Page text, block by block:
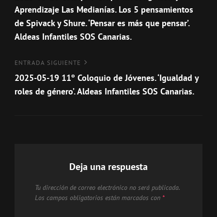
entradas
Aprendizaje Las Medianías. Los 5 pensamientos
de Spivack y Shure. ‘Pensar es más que pensar’.
Aldeas Infantiles SOS Canarias.
Entrada
siguiente
ENTRADA SIGUIENTE
2025-05-19 11º Coloquio de Jóvenes. ‘Igualdad y
roles de género’. Aldeas Infantiles SOS Canarias.
Deja una respuesta
Tu dirección de correo electrónico no será publicada.
Los campos obligatorios están marcados con *